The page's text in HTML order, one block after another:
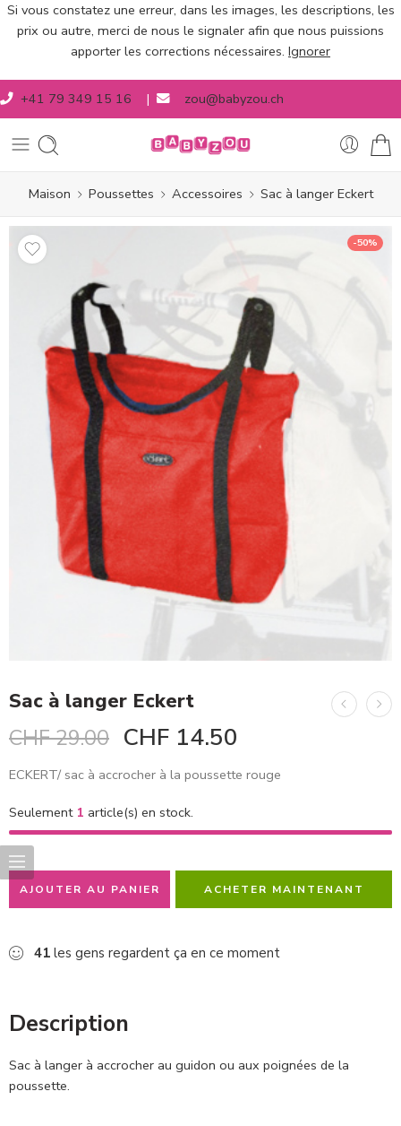
Si vous constatez une erreur, dans les images, les descriptions, les
prix ou autre, merci de nous le signaler afin que nous puissions
apporter les corrections nécessaires. Ignorer
+41 79 349 15 16 | zou@babyzou.ch
Maison Poussettes Accessoires Sac à langer Eckert
-50%
Sac à langer Eckert
CHF29.00 CHF 14.50
ECKERT/ sac à accrocher à la poussette rouge
Seulement 1 article(s) en stock.
AJOUTER AU PANIER ACHETER MAINTENANT
41 les gens regardent ça en ce moment
Description
Sac à langer à accrocher au guidon ou aux poignées de la
poussette.